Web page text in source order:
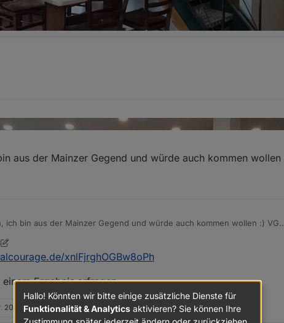
aus der Mainzer Gegend und würde auch kommen wollen
ich bin aus der Mainzer Gegend und würde auch kommen wollen :)
xnlFjrghOGBw8oPh
Ergebnis erfragen.
2024, 12:50
Hallo! Könnten wir bitte einige zusätzliche Dienste für
Funktionalität & Analytics aktivieren? Sie können Ihre